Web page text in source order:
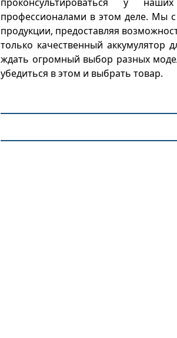
профессионалами в этом деле. Мы
продукции, предоставляя
только качественный
ждать огромный выбор разных
убедиться в этом и выбрать товар.